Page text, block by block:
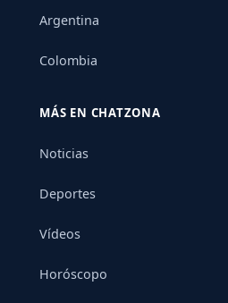
Argentina
Colombia
MÁS EN CHATZONA
Noticias
Deportes
Vídeos
Horóscopo